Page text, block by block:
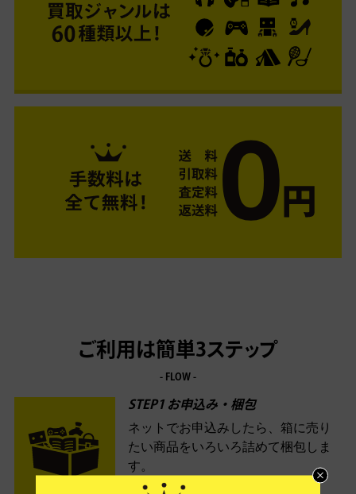
ご利用は簡単3ステップ
- FLOW -
STEP1 お申込み・梱包
ネットでお申込みしたら、箱に売り
たい商品をいろいろ詰めて梱包しま
す。